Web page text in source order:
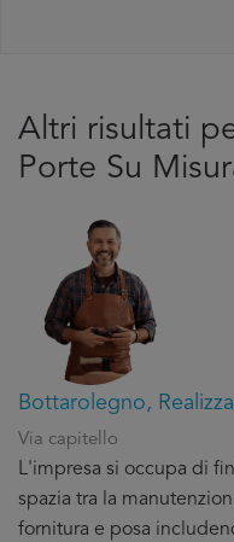
Altri risultati
Porte Su
Bottarolegno,
Via capitello
L'impresa si occupa di
spazia tra la
fornitura e posa